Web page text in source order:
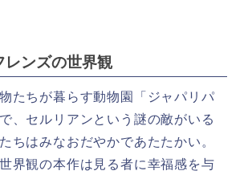
レンズの世界観
たちが暮らす動物園「ジャパリパ
、セルリアンという謎の敵がいる
ちはみなおだやかであたたかい。
界観の本作は見る者に幸福感を与